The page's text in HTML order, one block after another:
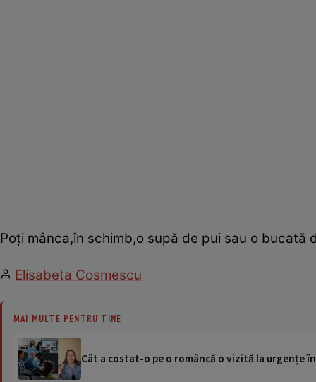
Poţi mânca,în schimb,o supă de pui sau o bucată
Elisabeta Cosmescu
MAI MULTE PENTRU TINE
Cât a costat-o pe o româncă o vizită la urgențe